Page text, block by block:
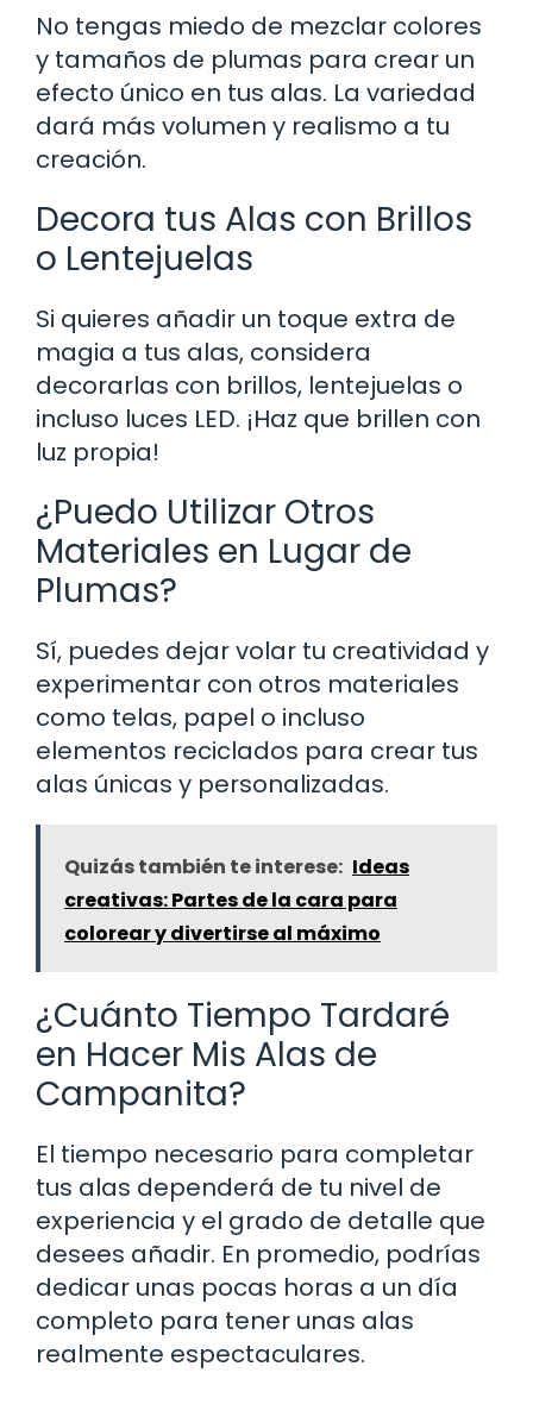
No tengas miedo de mezclar colores
y tamaños de plumas para crear un
efecto único en tus alas. La variedad
dará más volumen y realismo a tu
creación.
Decora tus Alas con Brillos
o Lentejuelas
Si quieres añadir un toque extra de
magia a tus alas, considera
decorarlas con brillos, lentejuelas o
incluso luces LED. ¡Haz que brillen con
luz propia!
¿Puedo Utilizar Otros
Materiales en Lugar de
Plumas?
Sí, puedes dejar volar tu creatividad y
experimentar con otros materiales
como telas, papel o incluso
elementos reciclados para crear tus
alas únicas y personalizadas.
Quizás también te interese: Ideas
creativas: Partes de la cara para
colorear y divertirse al máximo
¿Cuánto Tiempo Tardaré
en Hacer Mis Alas de
Campanita?
El tiempo necesario para completar
tus alas dependerá de tu nivel de
experiencia y el grado de detalle que
desees añadir. En promedio, podrías
dedicar unas pocas horas a un día
completo para tener unas alas
realmente espectaculares.